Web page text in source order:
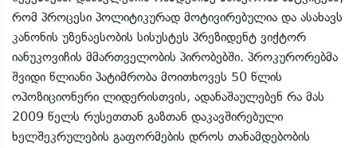
რომ პროცესი პოლიტიკურად მოტივირებულია და ასახავს
კანონის უზენაესობის სისუსტეს პრეზიდენტ ვიქტორ
იანუკოვიჩის მმართველობის პირობებში. პროკურორებმა
შვიდი წლიანი პატიმრობა მოითხოვეს 50 წლის
ოპოზიციონერი ლიდერისთვის, ადანაშაულებენ რა მას
2009 წელს რუსეთთან გაზთან დაკავშირებული
ხელშეკრულების გაფორმების დროს თანამდებობის